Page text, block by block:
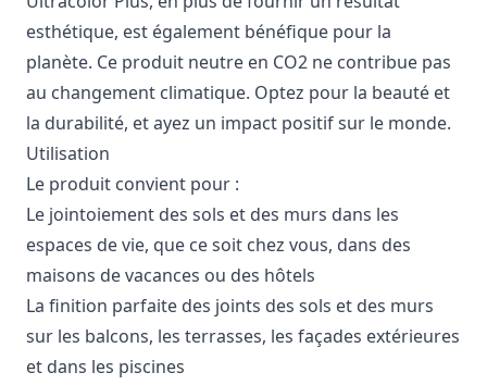
esthétique, est également bénéfique pour la
planète. Ce produit neutre en CO2 ne contribue pas
au changement climatique. Optez pour la beauté et
la durabilité, et ayez un impact positif sur le monde.
Utilisation
Le produit convient pour :
Le jointoiement des sols et des murs dans les
espaces de vie, que ce soit chez vous, dans des
maisons de vacances ou des hôtels
La finition parfaite des joints des sols et des murs
sur les balcons, les terrasses, les façades extérieures
et dans les piscines